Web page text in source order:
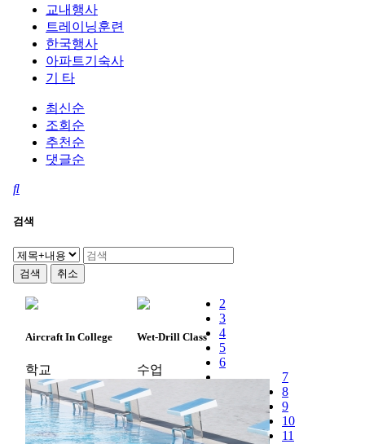
교내행사
트레이닝훈련
한국행사
아파트기숙사
기 타
최신순
조회순
추천순
댓글순
검색
검색 취소
Aircraft In College
학교
Wet-Drill Class
수업
2
3
4
5
6
7
8
9
10
11